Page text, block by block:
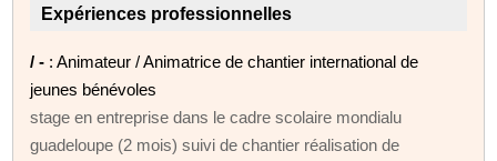
Expériences professionnelles
/ - : Animateur / Animatrice de chantier international de
jeunes bénévoles
stage en entreprise dans le cadre scolaire mondialu
guadeloupe (2 mois) suivi de chantier réalisation de